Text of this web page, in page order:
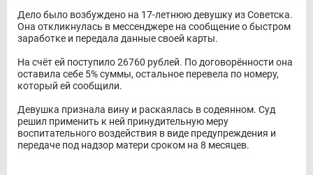
Дело было возбуждено на 17-летнюю девушку из Советска.
Она откликнулась в мессенджере на сообщение о быстром
заработке и передала данные своей карты.
На счёт ей поступило 26760 рублей. По договорённости она
оставила себе 5% суммы, остальное перевела по номеру,
который ей сообщили.
Девушка признала вину и раскаялась в содеянном. Суд
решил применить к ней принудительную меру